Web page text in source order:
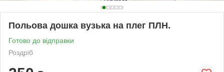
Польова дошка вузька на плег ПЛН.
Готово до відправки
Роздріб